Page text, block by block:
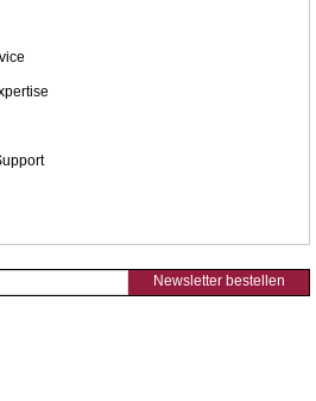
Newsletter bestellen